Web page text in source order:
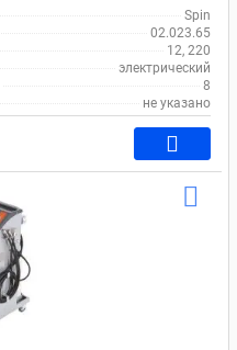
Spin
02.023.65
12, 220
электрический
8
не указано